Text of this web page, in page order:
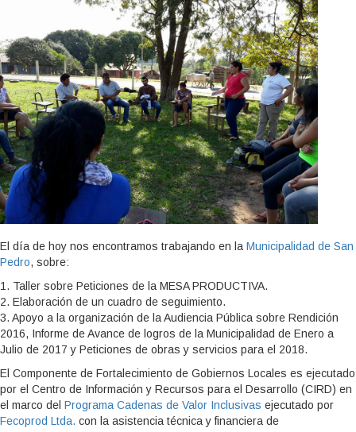
El día de hoy nos encontramos trabajando en la Municipalidad de San
Pedro, sobre:
1. Taller sobre Peticiones de la MESA PRODUCTIVA.
2. Elaboración de un cuadro de seguimiento.
3. Apoyo a la organización de la Audiencia Pública sobre Rendición
2016, Informe de Avance de logros de la Municipalidad de Enero a
Julio de 2017 y Peticiones de obras y servicios para el 2018.
El Componente de Fortalecimiento de Gobiernos Locales es ejecutado
por el Centro de Información y Recursos para el Desarrollo (CIRD) en
el marco del Programa Cadenas de Valor Inclusivas ejecutado por
Fecoprod Ltda. con la asistencia técnica y financiera de